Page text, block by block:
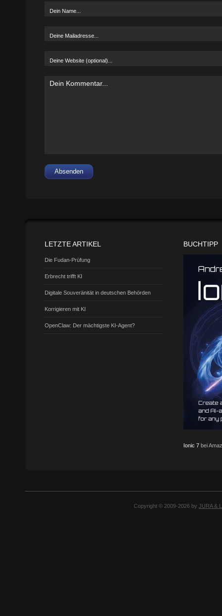
Absenden
LETZTE ARTIKEL
Die Fudan-Prüfung
Erbrecht trifft KI
Digitale Souveränität in deutschen Behörden
Korrigieren mit KI
OpenClaw: Der mächtigste KI-Agent?
BUCHTIPP
Ionic 7 bei
Copyright © 2009-2026 by JURA &